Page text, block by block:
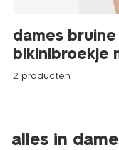
dames
bikinibroekje
2 producten
alles in